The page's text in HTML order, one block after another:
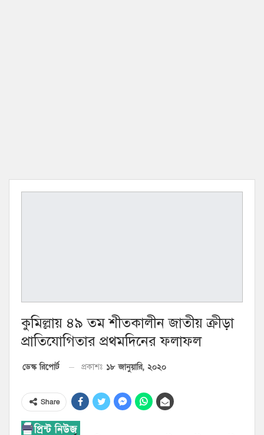
কুমিল্লায় ৪৯ তম শীতকালীন জাতীয় ক্রীড়া
প্রাতিযোগিতার প্রথমদিনের ফলাফল
ডেস্ক রিপোর্ট প্রকাশঃ ১৮ জানুয়ারি, ২০২০
Share